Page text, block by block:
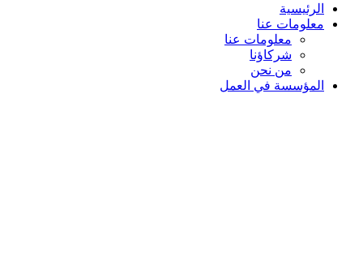
الرئيسية
معلومات عنا
معلومات عنا
شركاؤنا
من نحن
المؤسسة في العمل